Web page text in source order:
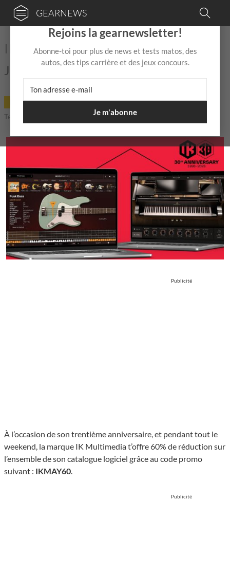
GEARNEWS
IK Multimedia 30th Anniversary Sale
Joyeux anniversaire IK Multimedia !
DEAL 15 MaideMix Jagger| |
5,0 / 5,0 |
Temps de lecture: 1 min
Publicité
À l’occasion de son trentième anniversaire, et pendant tout le
weekend, la marque IK Multimedia t’offre 60% de réduction sur
l’ensemble de son catalogue logiciel grâce au code promo
suivant : IKMAY60.
Publicité
×
Rejoins la gearnewsletter!
Abonne-toi pour plus de news et tests matos, des
autos, des tips carrière et des jeux concours.
Je m'abonne